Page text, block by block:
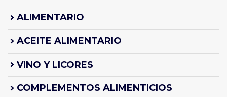
ALIMENTARIO
ACEITE ALIMENTARIO
VINO Y LICORES
COMPLEMENTOS ALIMENTICIOS